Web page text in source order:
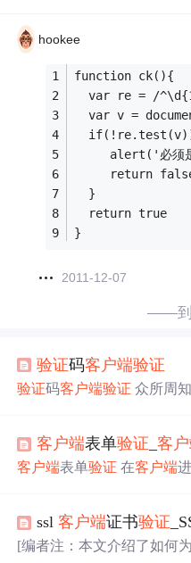
hookee
function ck(){
var re = /
var v =
alert('必须
return
  }
  return true
}
2011-12-07
——
验证码客户端验证
验证码客户端验证 众所周
现在开始陈述我遇到的问
做登录模块的时候遇到的
客户端表单验证 _客
客户端表单验证 在客户端
务器端验证。 访问您网站
用了JavaScript，这将破坏仅
ssl客户端证书验证
[编者注：本文介绍了如何